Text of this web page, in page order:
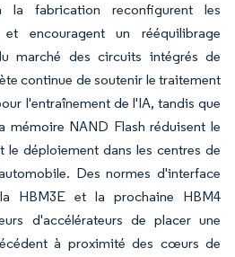
la fabrication reconfigurent les
encouragent un rééquilibrage
marché des circuits intégrés de
continue de soutenir le traitement
l'entraînement de l'IA, tandis que
mémoire NAND Flash réduisent le
déploiement dans les centres de
Des normes d'interface
HBM3E et la prochaine HBM4
d'accélérateurs de placer une
à proximité des cœurs de